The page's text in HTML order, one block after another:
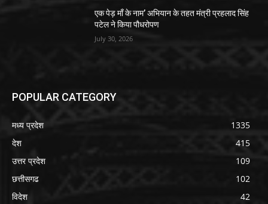
एक पेड़ माँ के नाम’ अभियान के तहत मंत्री प्रहलाद सिंह
पटेल ने किया पौधरोपण
July 30, 2026
POPULAR CATEGORY
मध्य प्रदेश
1335
देश
415
उत्तर प्रदेश
109
छत्तीसगढ
102
विदेश
42